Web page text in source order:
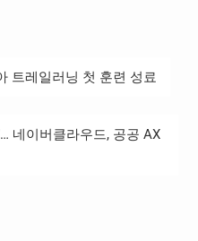
트레일러닝 첫 훈련 성료
네이버클라우드, 공공 AX